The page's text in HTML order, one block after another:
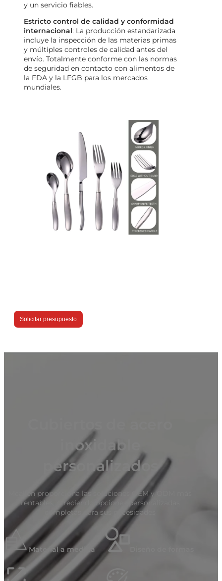
y un servicio fiables.
Estricto control de calidad y conformidad
internacional: La producción estandarizada
incluye la inspección de las materias primas
y múltiples controles de calidad antes del
envío. Totalmente conforme con las normas
de seguridad en contacto con alimentos de
la FDA y la LFGB para los mercados
mundiales.
Solicitar presupuesto
inoxidable
personalizados
Mcallen proporciona las soluciones OEM y ODM más
rentables, ofreciendo opciones personalizadas
completas para sus necesidades
Material a medida